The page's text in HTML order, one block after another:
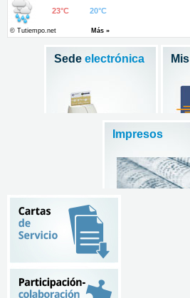
Sede electrónica Mis
Impresos